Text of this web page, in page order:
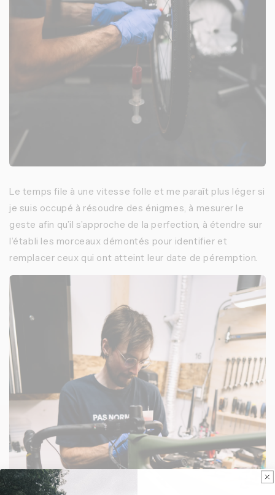
Le temps file à une vitesse folle et me paraît plus léger si
je suis occupé à résoudre des énigmes, à mesurer le
geste afin qu’il s’approche de la perfection, à étendre sur
l’établi les morceaux démontés pour identifier et
remplacer ceux qui ont atteint leur date de péremption.